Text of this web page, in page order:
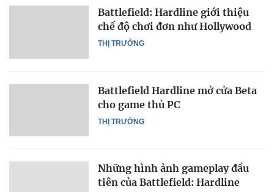
THỊ TRƯỜNG
Battlefield: Hardline giới thiệu
chế độ chơi đơn như Hollywood
THỊ TRƯỜNG
Battlefield Hardline mở cửa Beta
cho game thủ PC
Những hình ảnh gameplay đầu
tiên của Battlefield: Hardline